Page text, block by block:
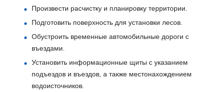
Произвести расчистку и планировку территории.
Подготовить поверхность для установки лесов.
Обустроить временные автомобильные дороги с
въездами.
Установить информационные щиты с указанием
подъездов и въездов, а также местонахождением
водоисточников.